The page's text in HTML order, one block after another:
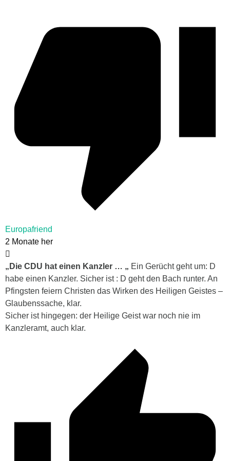
Europafriend
2 Monate her
„Die CDU hat einen Kanzler … „ Ein Gerücht geht um: D
habe einen Kanzler. Sicher ist : D geht den Bach runter. An
Pfingsten feiern Christen das Wirken des Heiligen Geistes –
Glaubenssache, klar.
Sicher ist hingegen: der Heilige Geist war noch nie im
Kanzleramt, auch klar.